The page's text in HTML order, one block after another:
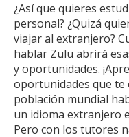
¿Así que quieres
personal? ¿Quizá
viajar al extranjero?
hablar Zulu abrirá
y oportunidades.
oportunidades que te
población mundial
un idioma extranjero
Pero con los tutores